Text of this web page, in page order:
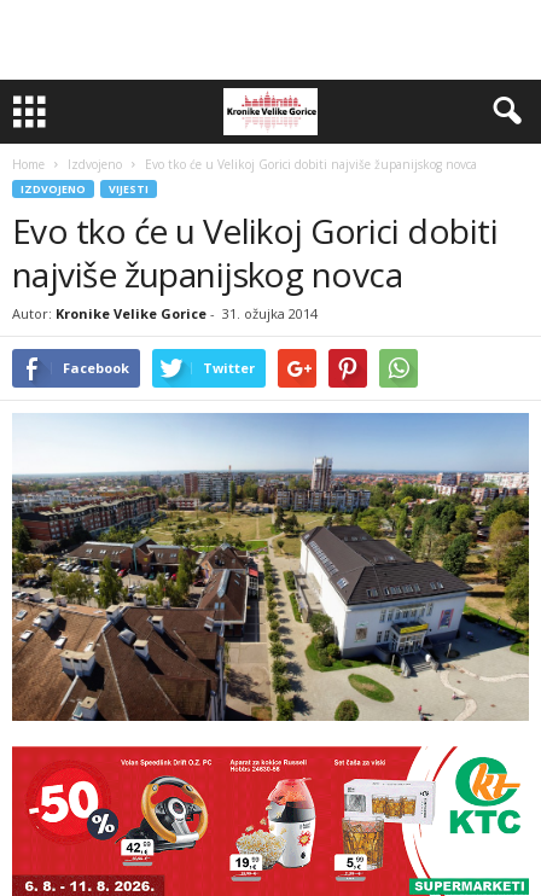
Home Izdvojeno Evo tko će u Velikoj Gorici dobiti najviše županijskog novca
IZDVOJENO VIJESTI
Evo tko će u Velikoj Gorici dobiti
najviše županijskog novca
Autor: Kronike Velike Gorice - 31. ožujka 2014
Facebook Twitter